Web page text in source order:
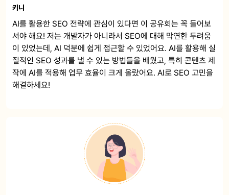
키니
AI를 활용한 SEO 전략에 관심이 있다면 이 공유회는 꼭 들어보
셔야 해요! 저는 개발자가 아니라서 SEO에 대해 막연한 두려움
이 있었는데, AI 덕분에 쉽게 접근할 수 있었어요. AI를 활용해 실
질적인 SEO 성과를 낼 수 있는 방법들을 배웠고, 특히 콘텐츠 제
작에 AI를 적용해 업무 효율이 크게 올랐어요. AI로 SEO 고민을
해결하세요!